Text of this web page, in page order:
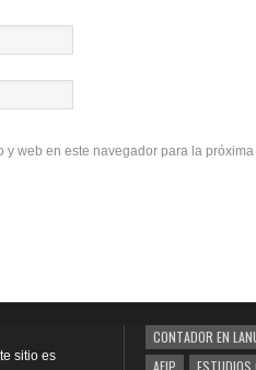
y web en este navegador para la
sitio es
CONTADOR EN
AFIP
ESTUDIOS